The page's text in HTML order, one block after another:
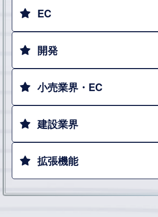
EC
開発
小売業界・EC
建設業界
拡張機能